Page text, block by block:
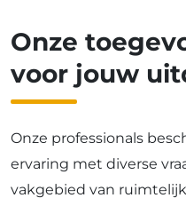
Onze
voor jouw
Onze professionals
ervaring met diverse
vakgebied van